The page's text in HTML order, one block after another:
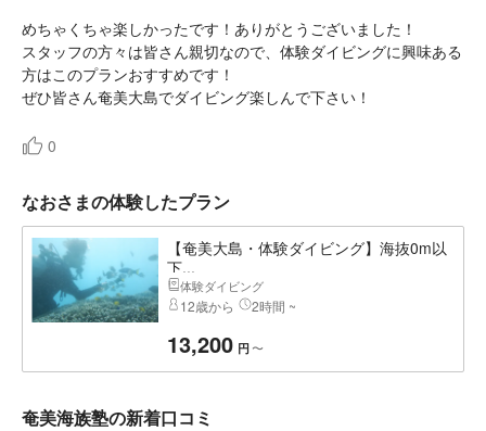
めちゃくちゃ楽しかったです！ありがとうございました！
スタッフの方々は皆さん親切なので、体験ダイビングに興味ある
方はこのプランおすすめです！
ぜひ皆さん奄美大島でダイビング楽しんで下さい！
0
なおさまの体験したプラン
【奄美大島・体験ダイビング】海抜0m以
下...
体験ダイビング
12歳から 2時間 ~
13,200 円 〜
奄美海族塾の新着口コミ